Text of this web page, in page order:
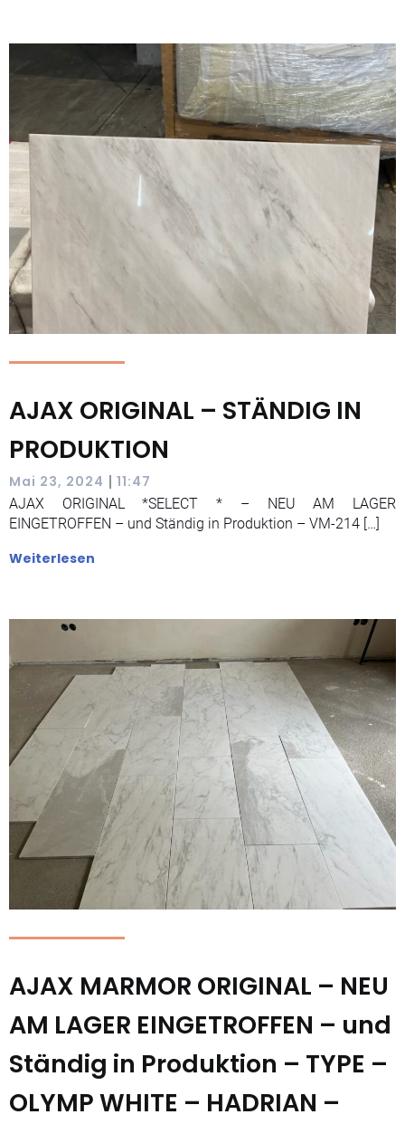
AJAX ORIGINAL – STÄNDIG IN
PRODUKTION
Mai 23, 2024 | 11:47
AJAX ORIGINAL *SELECT * – NEU AM LAGER
EINGETROFFEN – und Ständig in Produktion – VM-214 […]
Weiterlesen
AJAX MARMOR ORIGINAL – NEU
AM LAGER EINGETROFFEN – und
Ständig in Produktion – TYPE –
OLYMP WHITE – HADRIAN –